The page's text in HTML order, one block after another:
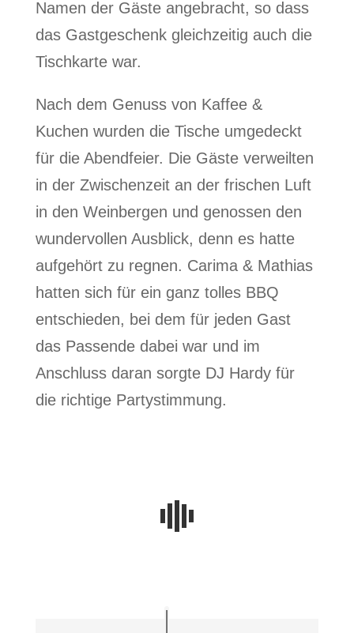
Namen der Gäste angebracht, so dass
das Gastgeschenk gleichzeitig auch die
Tischkarte war.
Nach dem Genuss von Kaffee &
Kuchen wurden die Tische umgedeckt
für die Abendfeier. Die Gäste verweilten
in der Zwischenzeit an der frischen Luft
in den Weinbergen und genossen den
wundervollen Ausblick, denn es hatte
aufgehört zu regnen. Carima & Mathias
hatten sich für ein ganz tolles BBQ
entschieden, bei dem für jeden Gast
das Passende dabei war und im
Anschluss daran sorgte DJ Hardy für
die richtige Partystimmung.